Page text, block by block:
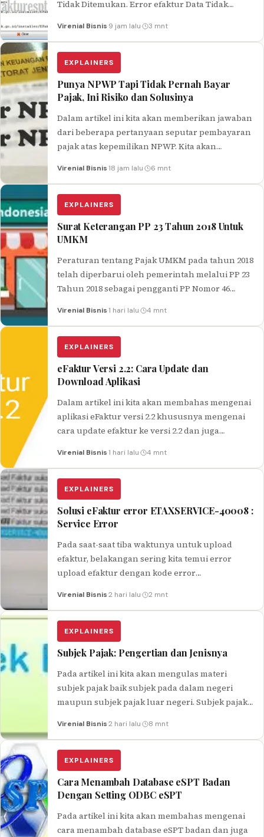
Tidak Ditemukan. Error efaktur Data Tidak
Virenial Bisnis·9 jam lalu· 3 mnt
EXPLAINERS
Punya NPWP Tapi Tidak Pernah Bayar
Pajak, Ini Risiko dan Solusinya
Dalam artikel ini kita akan memberikan jawaban
dari beberapa pertanyaan seputar pembayaran
pajak atas kepemilikan NPWP. Kita akan
Virenial Bisnis·18 jam lalu· 6 mnt
EXPLAINERS
Surat Keterangan PP 23 Tahun 2018 Untuk
UMKM
Peraturan tentang Pajak UMKM pada tahun 2018
telah diperbarui oleh pemerintah melalui PP 23
Tahun 2018 sebagai pengganti PP Nomor 46
Virenial Bisnis·1 hari lalu· 4 mnt
EXPLAINERS
eFaktur Versi 2.2: Cara Update dan
Download Aplikasi
Dalam artikel ini kita akan membahas mengenai
aplikasi eFaktur versi 2.2 khususnya mengenai
cara update efaktur ke versi 2.2 dan juga
Virenial Bisnis·1 hari lalu· 4 mnt
EXPLAINERS
Solusi eFaktur error ETAXSERVICE-40008 :
Service Error
Pada saat-saat tiba waktunya untuk upload
efaktur, belakangan sering kita temui error
upload efaktur dengan kode error
upload ulang. Tentu…
Virenial Bisnis·2 hari lalu· 2 mnt
EXPLAINERS
Subjek Pajak: Pengertian dan Jenisnya
Pada artikel ini kita akan mengulas materi
subjek pajak baik subjek pada dalam negeri
maupun subjek pajak luar negeri. Subjek pajak
Virenial Bisnis·2 hari lalu· 8 mnt
EXPLAINERS
Cara Menambah Database eSPT Badan
Dengan Setting ODBC eSPT
Pada artikel ini kita akan membahas mengenai
cara menambah database eSPT badan dan juga